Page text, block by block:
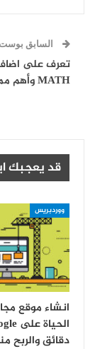
السابق بوست
MATH وأهم مميزاتها
قد يعجبك
ووردبريس
انشاء موقع
دقائق والربح